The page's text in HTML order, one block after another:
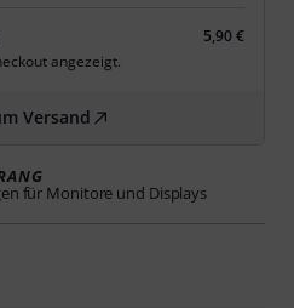
5,90 €
angezeigt.
Versand
für Monitore und Displays